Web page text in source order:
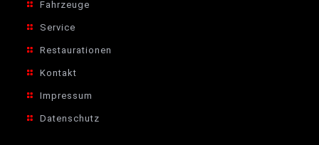
Fahrzeuge
Service
Restaurationen
Kontakt
Impressum
Datenschutz